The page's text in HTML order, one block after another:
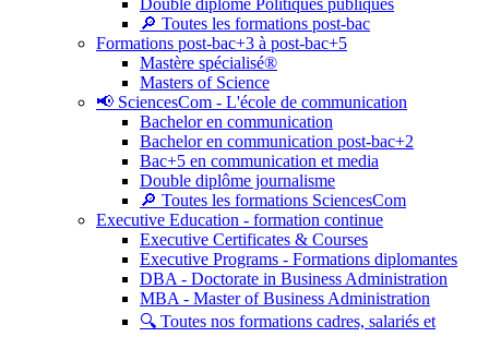
Double diplôme Politiques publiques
🔎 Toutes les formations post-bac
Formations post-bac+3 à post-bac+5
Mastère spécialisé®
Masters of Science
📢 SciencesCom - L'école de communication
Bachelor en communication
Bachelor en communication post-bac+2
Bac+5 en communication et media
Double diplôme journalisme
🔎 Toutes les formations SciencesCom
Executive Education - formation continue
Executive Certificates & Courses
Executive Programs - Formations diplomantes
DBA - Doctorate in Business Administration
MBA - Master of Business Administration
🔍 Toutes nos formations cadres, salariés et